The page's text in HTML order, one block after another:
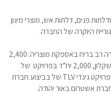
פנים, דלתות אש, מוצרי מיגון
היוקרה של החברה.
בין החברות והפרויקטים עימם התקשרה רב בריח באספקת מוצריה: 2,400
יח”ד בפרויקט של חברת אפרידר באשקלון, 2,000 יח”ד בפרויקט של
חברת ארזי הנגב בב”ש, 704 יח”ד בפרויקט גינדי TLV של בביצוע חברת